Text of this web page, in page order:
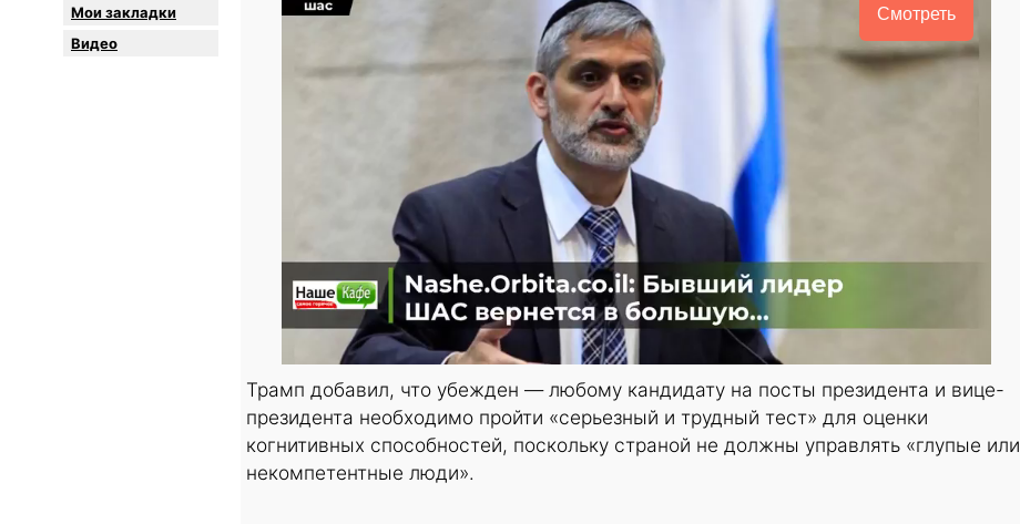
Мои закладки
Видео
Смотреть
Трамп добавил, что убежден — любому кандидату на посты президента и вице-
президента необходимо пройти «серьезный и трудный тест» для оценки
когнитивных способностей, поскольку страной не должны управлять «глупые или
некомпетентные люди».